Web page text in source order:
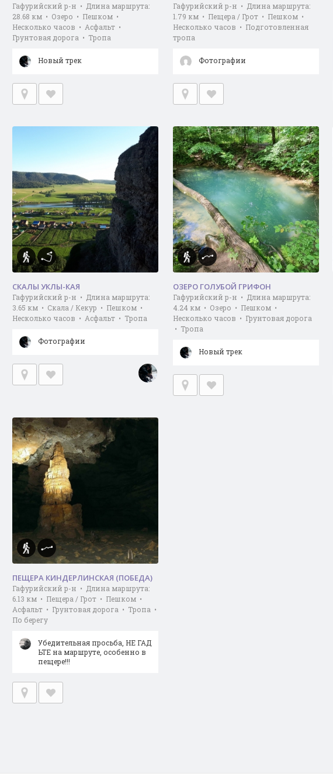
Гафурийский р-н • Длина маршрута:
28.68 км • Озеро • Пешком •
Несколько часов • Асфальт •
Грунтовая дорога • Тропа
Новый трек
Гафурийский р-н • Длина маршрута:
1.79 км • Пещера / Грот • Пешком •
Несколько часов • Подготовленная
тропа
Фотографии
СКАЛЫ УКЛЫ-КАЯ
Гафурийский р-н • Длина маршрута:
3.65 км • Скала / Кекур • Пешком •
Несколько часов • Асфальт • Тропа
Фотографии
ОЗЕРО ГОЛУБОЙ ГРИФОН
Гафурийский р-н • Длина маршрута:
4.24 км • Озеро • Пешком •
Несколько часов • Грунтовая дорога
• Тропа
Новый трек
ПЕЩЕРА КИНДЕРЛИНСКАЯ (ПОБЕДА)
Гафурийский р-н • Длина маршрута:
6.13 км • Пещера / Грот • Пешком •
Асфальт • Грунтовая дорога • Тропа •
По берегу
Убедительная просьба, НЕ ГАД
ЬТЕ на маршруте, особенно в
пещере!!!